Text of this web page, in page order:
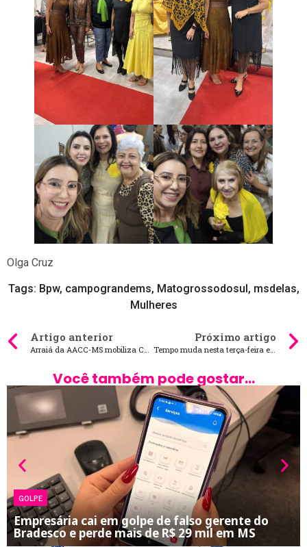
Olga Cruz
Tags: Bpw, campograndems, Matogrossodosul, msdelas,
Mulheres
Artigo anterior
Arraiá da AACC-MS mobiliza Campo Grande em uma grande corrente pelo bem
Próximo artigo
Tempo muda nesta terça-feira e chuva volta para Mato Grosso do Sul
Você também pode gostar...
GOLPE
Empresária cai em golpe de falso gerente do
Bradesco e perde mais de R$ 29 mil em MS